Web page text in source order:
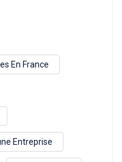
En France
Entreprise